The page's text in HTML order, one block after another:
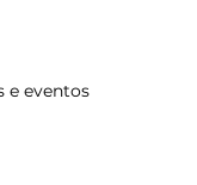
e eventos